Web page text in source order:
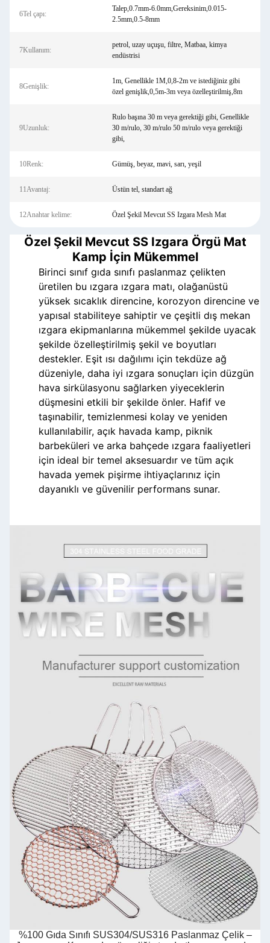
6Tel çapı:
Talep,0.7mm-6.0mm,Gereksinim,0.015-
2.5mm,0.5-8mm
7Kullanım:
petrol, uzay uçuşu, filtre, Matbaa, kimya
endüstrisi
8Genişlik:
1m, Genellikle 1M,0,8-2m ve istediğiniz gibi
özel genişlik,0,5m-3m veya özelleştirilmiş,8m
9Uzunluk:
Rulo başına 30 m veya gerektiği gibi, Genellikle
30 m/rulo, 30 m/rulo 50 m/rulo veya gerektiği
gibi,
10Renk: Gümüş, beyaz, mavi, sarı, yeşil
11Avantaj: Üstün tel, standart ağ
12Anahtar kelime: Özel Şekil Mevcut SS Izgara Mesh Mat
Özel Şekil Mevcut SS Izgara Örgü Mat
Kamp İçin Mükemmel
Birinci sınıf gıda sınıfı paslanmaz çelikten
üretilen bu ızgara ızgara matı, olağanüstü
yüksek sıcaklık direncine, korozyon direncine ve
yapısal stabiliteye sahiptir ve çeşitli dış mekan
ızgara ekipmanlarına mükemmel şekilde uyacak
şekilde özelleştirilmiş şekil ve boyutları
destekler. Eşit ısı dağılımı için tekdüze ağ
düzeniyle, daha iyi ızgara sonuçları için düzgün
hava sirkülasyonu sağlarken yiyeceklerin
düşmesini etkili bir şekilde önler. Hafif ve
taşınabilir, temizlenmesi kolay ve yeniden
kullanılabilir, açık havada kamp, ​​piknik
barbeküleri ve arka bahçede ızgara faaliyetleri
için ideal bir temel aksesuardır ve tüm açık
havada yemek pişirme ihtiyaçlarınız için
dayanıklı ve güvenilir performans sunar.
%100 Gıda Sınıfı SUS304/SUS316 Paslanmaz Çelik –